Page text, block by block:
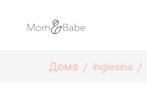
Дома Inglesina